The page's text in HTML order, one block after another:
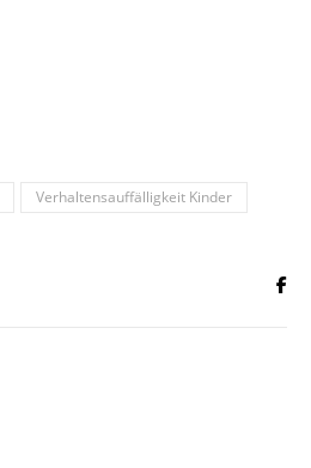
Verhaltensauffälligkeit Kinder